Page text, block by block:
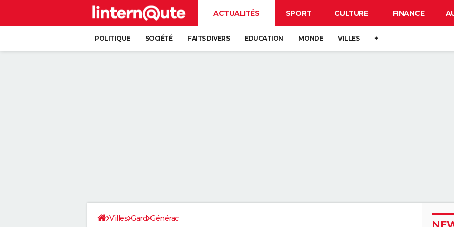
ACTUALITÉS SPORT CULTURE FINANCE
POLITIQUE SOCIÉTÉ FAITS DIVERS EDUCATION MONDE VILLES +
Villes Gard Générac